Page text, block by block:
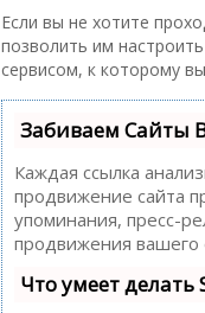
Если вы не хотите
позволить им
сервисом, к которому
Забиваем Сайты
Каждая ссылка
продвижение сайта
упоминания, пресс-
продвижения вашего
Что умеет делать